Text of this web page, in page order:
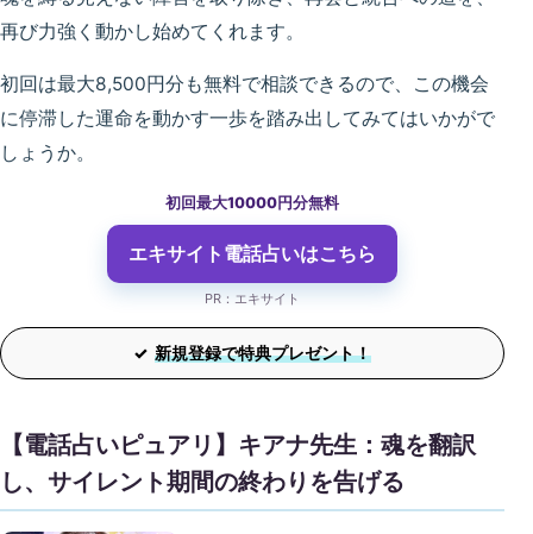
再び力強く動かし始めてくれます。
初回は最大8,500円分も無料で相談できるので、この機会
に停滞した運命を動かす一歩を踏み出してみてはいかがで
しょうか。
初回最大10000円分無料
エキサイト電話占いはこちら
PR：エキサイト
新規登録で特典プレゼント！
【電話占いピュアリ】キアナ先生：魂を翻訳
し、サイレント期間の終わりを告げる